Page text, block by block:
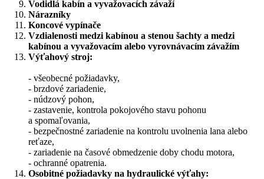
Vodidlá kabín a vyvažovacích závaží
Nárazníky
Koncové vypínače
Vzdialenosti medzi kabínou a stenou šachty a medzi
kabínou a vyvažovacím alebo vyrovnávacím závažím
Výťahový stroj:
- všeobecné požiadavky,
- brzdové zariadenie,
- núdzový pohon,
- zastavenie, kontrola pokojového stavu pohonu
a spomaľovania,
- bezpečnostné zariadenie na kontrolu uvolnenia lana alebo
reťaze,
- zariadenie na časové obmedzenie doby chodu motora,
- ochranné opatrenia.
Osobitné požiadavky na hydraulické výťahy: